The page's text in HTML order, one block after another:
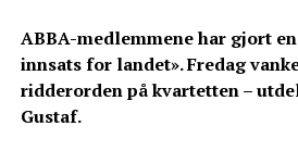
ABBA-medlemmene har gjort
innsats for landet». Fredag
ridderorden på kvartetten –
Gustaf.